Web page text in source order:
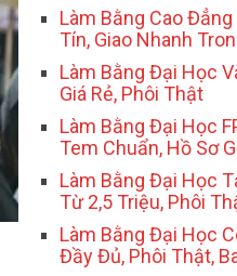
Làm Bằng Cao
Tín, Giao Nhanh
Làm Bằng Đại Học
Giá Rẻ, Phôi Thật
Làm Bằng Đại Học
Tem Chuẩn, Hồ Sơ
Làm Bằng Đại Học
Từ 2,5 Triệu, Phôi
Làm Bằng Đại Học
Đầy Đủ, Phôi Thật,